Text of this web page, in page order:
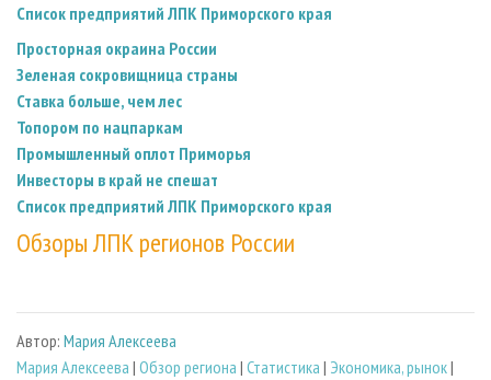
Список предприятий ЛПК Приморского края
Просторная окраина России
Зеленая сокровищница страны
Ставка больше, чем лес
Топором по нацпаркам
Промышленный оплот Приморья
Инвесторы в край не спешат
Список предприятий ЛПК Приморского края
Обзоры ЛПК регионов России
Автор: Мария Алексеева
Мария Алексеева | Обзор региона | Статистика | Экономика, рынок|